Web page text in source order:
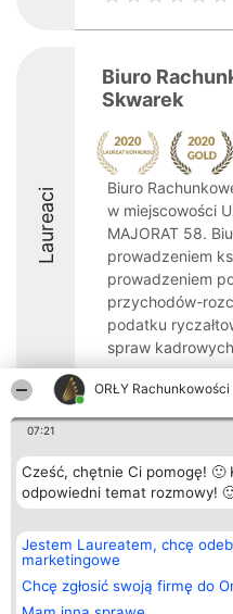
ORŁY Rachunkowości
07:21
Cześć, chętnie Ci pomogę! 🙂
odpowiedni temat rozmowy!
Jestem Laureatem, chcę
marketingowe
Chcę zgłosić swoją firmę do
Laureaci
Biuro
Skwarek
Biuro
w miejscowości
MAJORAT 58.
prowadzeniem
prowadzeniem
przychodów-
podatku
spraw
Organizator plebiscytu
Bright Side Solutions sp. z o.
o. sp. k.
ul. Ruska 22
Wrocław 50-079
KRS 0000749100 | Regon
381313360 | NIP 8943132676
+48 508 492 400
Lista